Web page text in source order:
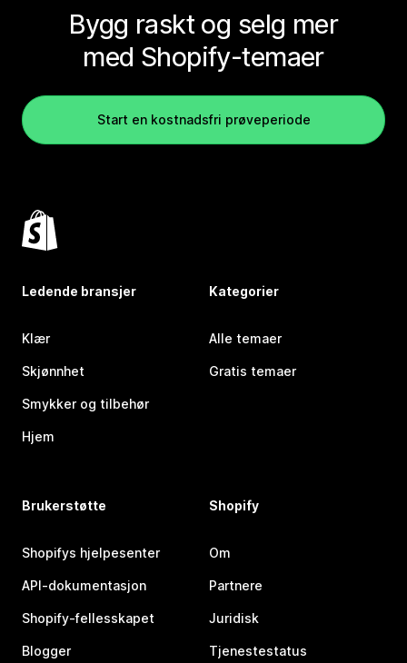
Bygg raskt og selg mer
med Shopify-temaer
Start en kostnadsfri prøveperiode
Ledende bransjer
Klær
Skjønnhet
Smykker og tilbehør
Hjem
Kategorier
Alle temaer
Gratis temaer
Brukerstøtte
Shopifys hjelpesenter
API-dokumentasjon
Shopify-fellesskapet
Blogger
Shopify
Om
Partnere
Juridisk
Tjenestestatus